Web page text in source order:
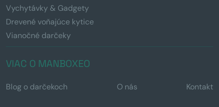
Vychytávky & Gadgety
Drevené voňajúce kytice
Vianočné darčeky
VIAC O MANBOXEO
Blog o darčekoch O nás Kontakt